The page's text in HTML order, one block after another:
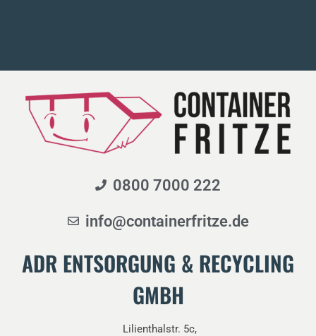
0800 7000 222
info@containerfritze.de
ADR ENTSORGUNG & RECYCLING
GMBH
Lilienthalstr. 5c,